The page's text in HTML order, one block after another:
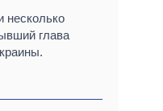
несколько
глава